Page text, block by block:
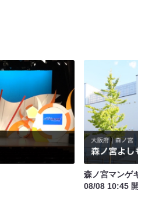
森ノ宮マンゲキ
08/08 10:45 開